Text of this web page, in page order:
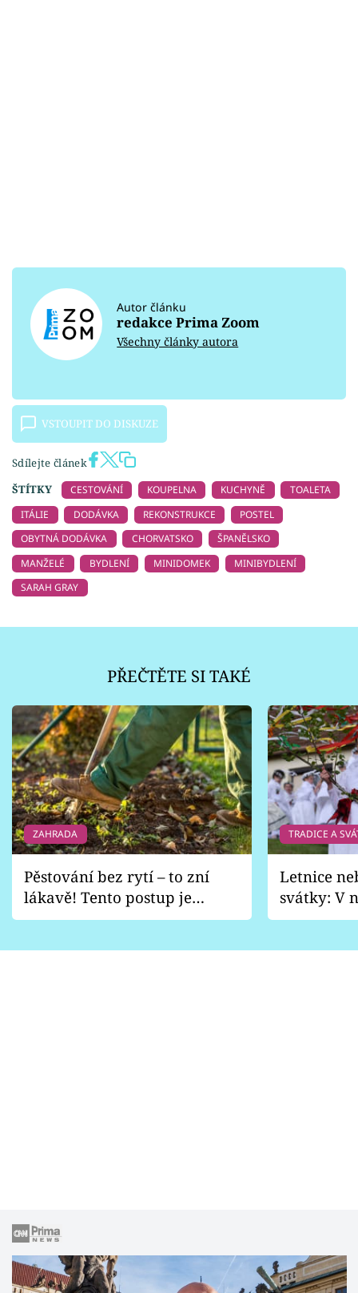
Autor článku
redakce Prima Zoom
Všechny články autora
VSTOUPIT DO DISKUZE
Sdílejte článek
ŠTÍTKY
CESTOVÁNÍ KOUPELNA KUCHYNĚ
TOALETA
ITÁLIE
DODÁVKA REKONSTRUKCE
POSTEL
OBYTNÁ DODÁVKA
CHORVATSKO
ŠPANĚLSKO
MANŽELÉ
BYDLENÍ MINIDOMEK
MINIBYDLENÍ
SARAH GRAY
PŘEČTĚTE SI TAKÉ
ZAHRADA
Pěstování bez rytí – to zní
lákavě! Tento postup je
vhodný jen pro některé
TRADICE A
Letnice
svátky: V
pondělí